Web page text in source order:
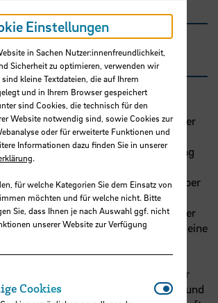
Transfercluster
adressiert mit einer
und der Veröffentlichung ihrer
Konferenzband die aktuellen
an dieEU: Nachhaltige Entwicklung
bis 2050, Digitalisierung und
Sicherheit von Energieversorgung über
zu gemeinsamer Verteidigung.
das rasante Fortschreiten der
dem dieEUeher hinterherhinkt als eine
und die Bedrohung der
durch das einseitige
Interessen auf Kosten anderer
von Dynamik, Spannungen und
Einstellungen
in Sachen Nutzer:innenfreundlichkeit,
Sicherheit zu optimieren, verwenden wir
kleine Textdateien, die auf Ihrem
und in Ihrem Browser gespeichert
sind Cookies, die technisch für den
Website notwendig sind, sowie Cookies zur
oder für erweiterte Funktionen und
Informationen dazu finden Sie in unserer
.
für welche Kategorien Sie dem Einsatz von
möchten und für welche nicht. Bitte
Sie, dass Ihnen je nach Auswahl ggf. nicht
unserer Website zur Verfügung
Cookies